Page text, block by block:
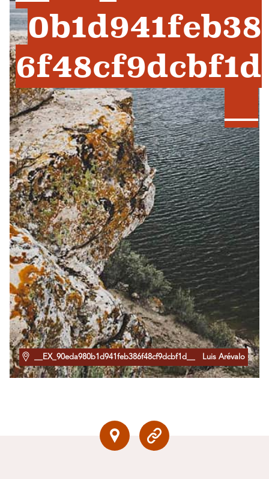
0b1d941feb38
6f48cf9dcbf1d
__
__EX_90eda980b1d941feb386f48cf9dcbf1d__ Luis Arévalo